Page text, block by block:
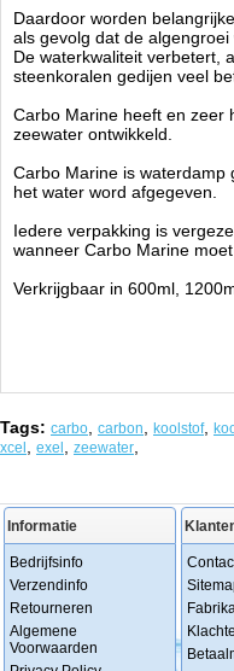
Daardoor worden
als gevolg dat de
De waterkwaliteit verbetert,
steenkoralen gedijen veel
Carbo Marine heeft en zeer
zeewater ontwikkeld.
Carbo Marine is waterdamp
het water word afgegeven.
Iedere verpakking is
wanneer Carbo Marine
Verkrijgbaar in 600ml,
Tags: carbo carbon koolstof,
xcel exel zeewater
Informatie
Bedrijfsinfo
Verzendinfo
Retourneren
Algemene
Voorwaarden